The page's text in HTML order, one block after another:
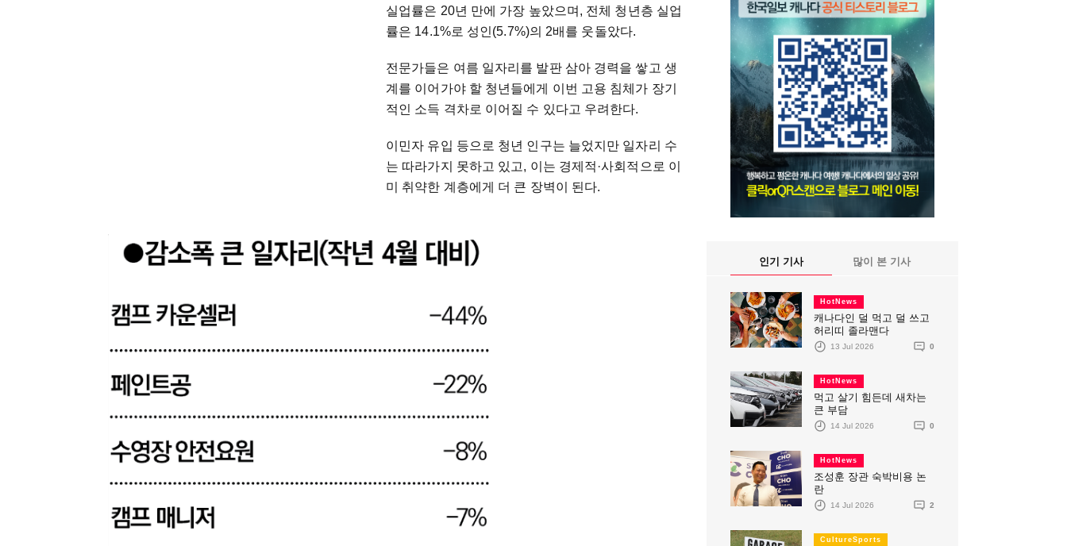
실업률은 20년 만에 가장 높았으며, 전체 청년층 실업
률은 14.1%로 성인(5.7%)의 2배를 웃돌았다.
전문가들은 여름 일자리를 발판 삼아 경력을 쌓고 생
계를 이어가야 할 청년들에게 이번 고용 침체가 장기
적인 소득 격차로 이어질 수 있다고 우려한다.
이민자 유입 등으로 청년 인구는 늘었지만 일자리 수
는 따라가지 못하고 있고, 이는 경제적·사회적으로 이
미 취약한 계층에게 더 큰 장벽이 된다.
인기 기사 많이 본 기사
HotNews
캐나다인 덜 먹고 덜 쓰고
허리띠 졸라맨다
13 Jul 2026 0
HotNews
먹고 살기 힘든데 새차는
큰 부담
14 Jul 2026 0
HotNews
조성훈 장관 숙박비용 논
란
14 Jul 2026 2
CultureSports